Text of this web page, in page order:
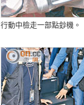
行動中檢走一部點鈔機。